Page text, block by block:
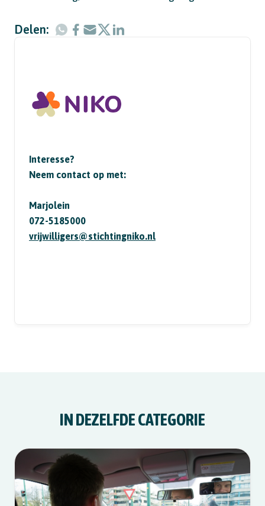
Delen:
Interesse?
Neem contact op met:
Marjolein
072-5185000
vrijwilligers@stichtingniko.nl
IN DEZELFDE CATEGORIE